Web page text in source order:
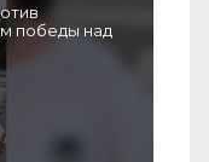
победы над